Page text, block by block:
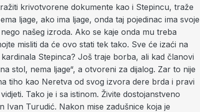
krivotvorene dokumente kao i Stepincu, traže
ljage, ako ima ljage, onda taj pojedinac ima svoje
našeg izroda. Ako se kaje onda mu treba
misliti da će ovo stati tek tako. Sve će izaći na
Stepinca? Još traje borba, ali kad članovi
stol, nema ljage“, a otvoreni za dijalog. Zar to nije
tiho kao Neretva od svog izvora dere brda i pravi
Tako je i sa istinom. Živite dostojanstveno
Ivan Turudić. Nakon mise zadušnice koja je